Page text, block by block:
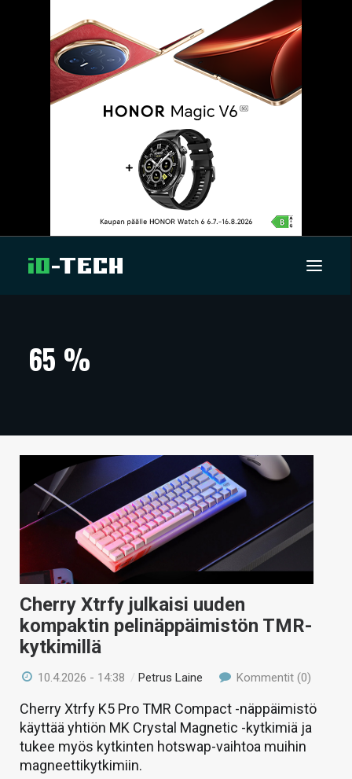
ARTIKKELIT
TECHBBS
HINTA.FI
KAUPPA
VAIHDA TEEMA
HAKU
65 %
Cherry Xtrfy julkaisi uuden
kompaktin pelinäppäimistön TMR-
kytkimillä
10.4.2026 - 14:38 /Petrus Laine Kommentit (0)
Cherry Xtrfy K5 Pro TMR Compact -näppäimistö
käyttää yhtiön MK Crystal Magnetic -kytkimiä ja
tukee myös kytkinten hotswap-vaihtoa muihin
magneettikytkimiin.